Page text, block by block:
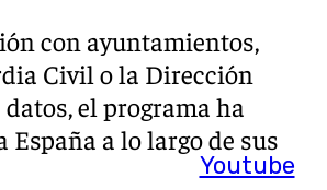
Youtube
con ayuntamientos,
Civil o la Dirección
datos, el programa ha
España a lo largo de sus